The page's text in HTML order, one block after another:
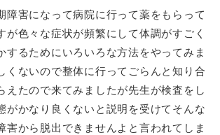
障害になって病院に行って薬をもらって
が色々な症状が頻繁にして体調がすごく
するためにいろいろな方法をやってみま
くないので整体に行ってごらんと知り合
えたので来てみましたが先生が検査をし
がかなり良くないと説明を受けてそんな
害から脱出できませんよと言われてしま